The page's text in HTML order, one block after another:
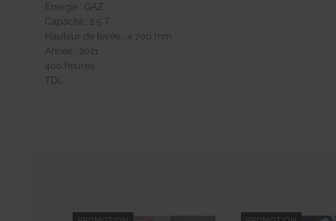
Energie : GAZ
Capacité : 2.5 T
Hauteur de levée : 4 700 mm
Année : 2021
400 heures
TDL